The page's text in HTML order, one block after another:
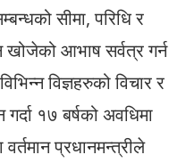
सीमा, परिधि र
आभाष सर्वत्र गर्न
विज्ञहरुको विचार र
१७ बर्षको अवधिमा
प्रधानमन्त्रीले